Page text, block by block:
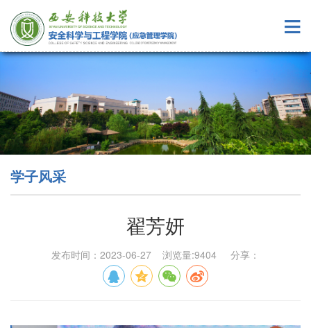
学子风采
翟芳妍
发布时间：2023-06-27 浏览量:9404 分享：